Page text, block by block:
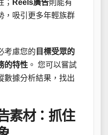
； Reels廣告則能有
，吸引更多年輕族群
考慮您的 目標受眾的
的特性 。 您可以嘗試
數據分析結果，找出
素材：抓住